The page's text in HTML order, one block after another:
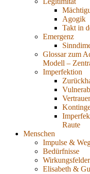
Agogik
Takt in
Emergenz
Glossar zum
Modell –
Imperfektion
Raute
Menschen
Impulse &
Bedürfnisse
Elisabeth &